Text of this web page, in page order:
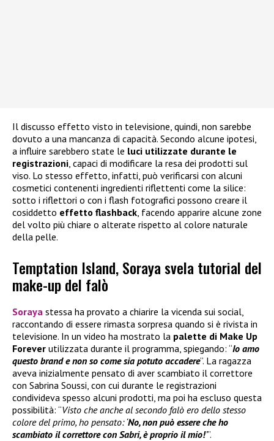
Il discusso effetto visto in televisione, quindi, non sarebbe
dovuto a una mancanza di capacità. Secondo alcune ipotesi,
a influire sarebbero state le luci utilizzate durante le
registrazioni , capaci di modificare la resa dei prodotti sul
viso. Lo stesso effetto, infatti, può verificarsi con alcuni
cosmetici contenenti ingredienti riflettenti come la silice:
sotto i riflettori o con i flash fotografici possono creare il
cosiddetto effetto flashback , facendo apparire alcune zone
del volto più chiare o alterate rispetto al colore naturale
della pelle.
Temptation Island, Soraya svela tutorial del
make-up del falò
Soraya stessa ha provato a chiarire la vicenda sui social,
raccontando di essere rimasta sorpresa quando si è rivista in
televisione. In un video ha mostrato la palette di Make Up
Forever utilizzata durante il programma, spiegando: “Io amo
questo brand e non so come sia potuto accadere”. La ragazza
aveva inizialmente pensato di aver scambiato il correttore
con Sabrina Soussi, con cui durante le registrazioni
condivideva spesso alcuni prodotti, ma poi ha escluso questa
possibilità: “Visto che anche al secondo falò ero dello stesso
colore del primo, ho pensato: ‘No, non può essere che ho
scambiato il correttore con Sabri, è proprio il mio!’”.